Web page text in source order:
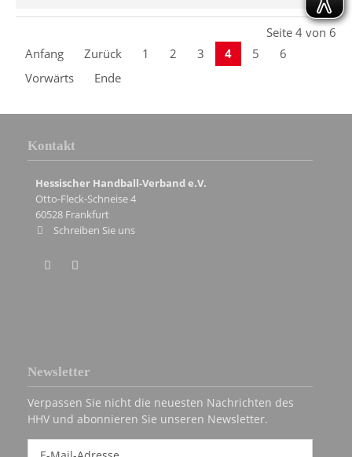
Seite 4 von 6
Anfang
Zurück 1 2 3 4 5
6
Vorwärts
Ende
Kontakt
Hessischer Handball-Verband e.V.
Otto-Fleck-Schneise 4
60528 Frankfurt
Schreiben Sie uns
Newsletter
Verpassen Sie nicht die neuesten Nachrichten des
HHV und abonnieren Sie unseren Newsletter.